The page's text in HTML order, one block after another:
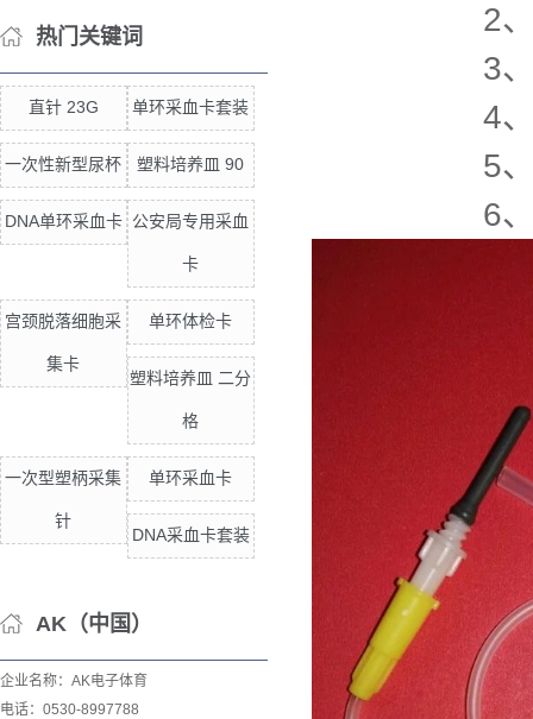
热门关键词
直针 23G 单环采血卡套装
一次性新型尿杯 塑料培养皿 90
DNA单环采血卡 公安局专用采血
卡
宫颈脱落细胞采
集卡
单环体检卡
塑料培养皿 二分
格
一次型塑柄采集
针
单环采血卡
DNA采血卡套装
AK（中国）
企业名称：AK电子体育
电话：0530-8997788
2、乳胶护
3、包装
4、保护
5、针尖异
6、产品